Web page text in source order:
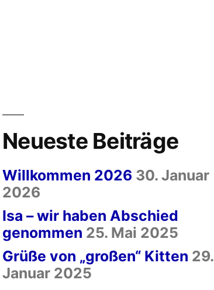
Neueste Beiträge
Willkommen 2026 30. Januar
2026
Isa – wir haben Abschied
genommen 25. Mai 2025
Grüße von „großen“ Kitten 29.
Januar 2025